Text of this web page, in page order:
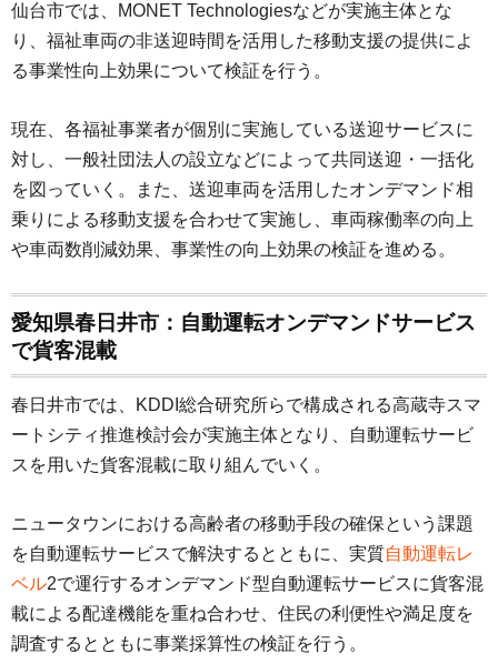
仙台市では、MONET Technologiesなどが実施主体とな
り、福祉車両の非送迎時間を活用した移動支援の提供によ
る事業性向上効果について検証を行う。
現在、各福祉事業者が個別に実施している送迎サービスに
対し、一般社団法人の設立などによって共同送迎・一括化
を図っていく。また、送迎車両を活用したオンデマンド相
乗りによる移動支援を合わせて実施し、車両稼働率の向上
や車両数削減効果、事業性の向上効果の検証を進める。
愛知県春日井市：自動運転オンデマンドサービス
で貨客混載
春日井市では、KDDI総合研究所らで構成される高蔵寺スマ
ートシティ推進検討会が実施主体となり、自動運転サービ
スを用いた貨客混載に取り組んでいく。
ニュータウンにおける高齢者の移動手段の確保という課題
を自動運転サービスで解決するとともに、実質自動運転レ
ベル2で運行するオンデマンド型自動運転サービスに貨客混
載による配達機能を重ね合わせ、住民の利便性や満足度を
調査するとともに事業採算性の検証を行う。